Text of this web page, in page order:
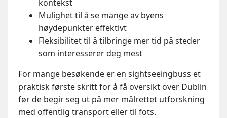
kontekst
Mulighet til å se mange av byens
høydepunkter effektivt
Fleksibilitet til å tilbringe mer tid på steder
som interesserer deg mest
For mange besøkende er en sightseeingbuss et
praktisk første skritt for å få oversikt over Dublin
før de begir seg ut på mer målrettet utforskning
med offentlig transport eller til fots.